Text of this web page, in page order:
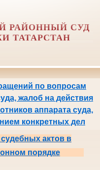
РАЙОННЫЙ СУД
ТАТАРСТАН
по вопросам
жалоб на действия
аппарата суда,
конкретных дел
актов в
порядке